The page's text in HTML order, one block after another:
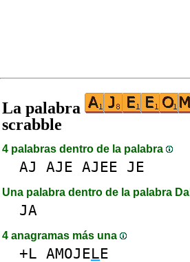
La palabra
scrabble
4 palabras dentro de la palabra
AJ AJE AJEE JE
Una palabra dentro de la palabra DaI
JA
4 anagramas más una
+L AMOJELE